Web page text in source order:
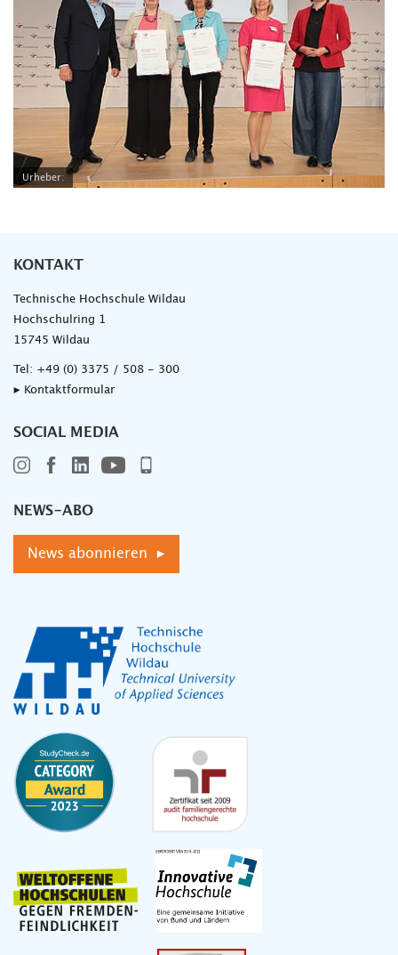
Urheber:
KONTAKT
Technische Hochschule Wildau
Hochschulring 1
15745 Wildau
Tel: +49 (0) 3375 / 508 - 300
▸ Kontaktformular
SOCIAL MEDIA
NEWS-ABO
News abonnieren ▸